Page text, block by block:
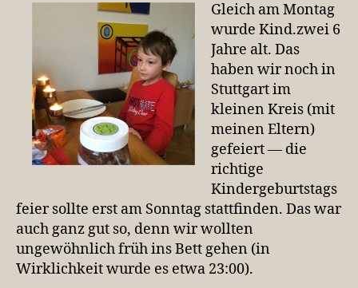
Gleich am Montag
wurde Kind.zwei 6
Jahre alt. Das
haben wir noch in
Stuttgart im
kleinen Kreis (mit
meinen Eltern)
gefeiert — die
richtige
Kindergeburtstags
feier sollte erst am Sonntag stattfinden. Das war
auch ganz gut so, denn wir wollten
ungewöhnlich früh ins Bett gehen (in
Wirklichkeit wurde es etwa 23:00).